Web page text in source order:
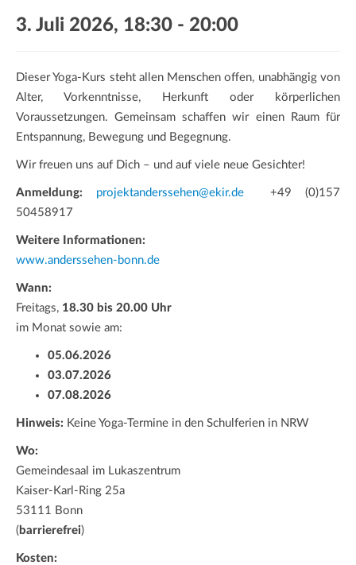
3. Juli 2026, 18:30 - 20:00
Dieser Yoga-Kurs steht allen Menschen offen, unabhängig von
Alter, Vorkenntnisse, Herkunft oder körperlichen
Voraussetzungen. Gemeinsam schaffen wir einen Raum für
Entspannung, Bewegung und Begegnung.
Wir freuen uns auf Dich – und auf viele neue Gesichter!
Anmeldung: projektanderssehen@ekir.de+49 (0)157
50458917
Weitere Informationen:
www.anderssehen-bonn.de
Wann:
Freitags, 18.30 bis 20.00 Uhr
im Monat sowie am:
05.06.2026
03.07.2026
07.08.2026
Hinweis: Keine Yoga-Termine in den Schulferien in NRW
Wo:
Gemeindesaal im Lukaszentrum
Kaiser-Karl-Ring 25a
53111 Bonn
( barrierefrei)
Kosten: